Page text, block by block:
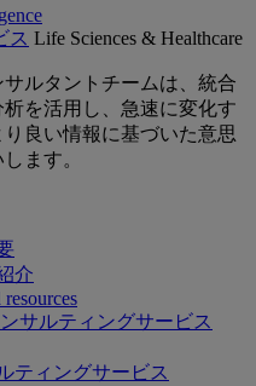
ス Life Sciences & Healthcare
ルタントチームは、統合
を活用し、急速に変化す
良い情報に基づいた意思
ます。
介
サルティングサービス
ティングサービス